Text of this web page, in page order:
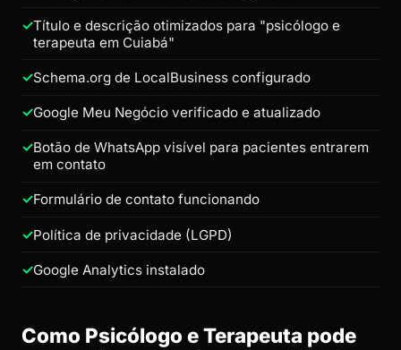
Título e descrição otimizados para "psicólogo e
terapeuta em Cuiabá"
Schema.org de LocalBusiness configurado
Google Meu Negócio verificado e atualizado
Botão de WhatsApp visível para pacientes entrarem
em contato
Formulário de contato funcionando
Política de privacidade (LGPD)
Google Analytics instalado
Como Psicólogo e Terapeuta pode